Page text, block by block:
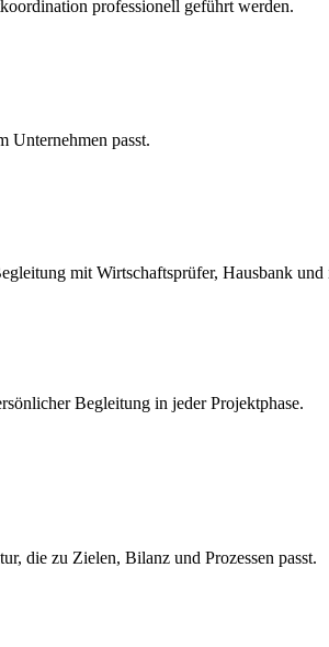
professionell geführt werden.
Unternehmen passt.
mit Wirtschaftsprüfer, Hausbank und
Begleitung in jeder Projektphase.
die zu Zielen, Bilanz und Prozessen passt.